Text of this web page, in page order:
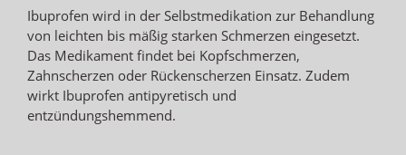
Ibuprofen wird in der Selbstmedikation zur Behandlung
von leichten bis mäßig starken Schmerzen eingesetzt.
Das Medikament findet bei Kopfschmerzen,
Zahnscherzen oder Rückenscherzen Einsatz. Zudem
wirkt Ibuprofen antipyretisch und
entzündungshemmend.